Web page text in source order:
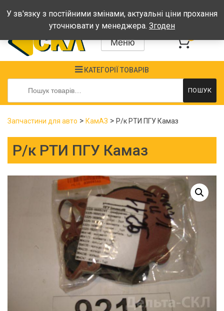
Графік: Пн-Пт: 08:00-17:00, Сб-Нд - вихідні
Меню
КАТЕГОРІЇ ТОВАРІВ
Шукати:
ПОШУК
Запчастини для авто > КамАЗ > Р/к РТИ ПГУ Камаз
Р/к РТИ ПГУ Камаз
У зв'язку з постійними змінами, актуальні ціни прохання
уточнювати у менеджера. Згоден